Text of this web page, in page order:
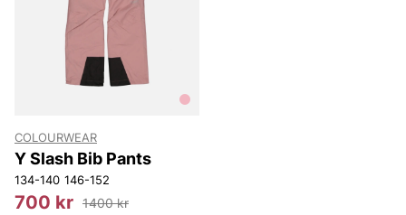
COLOURWEAR
Y Slash Bib Pants
134-140 146-152
700 kr 1400 kr